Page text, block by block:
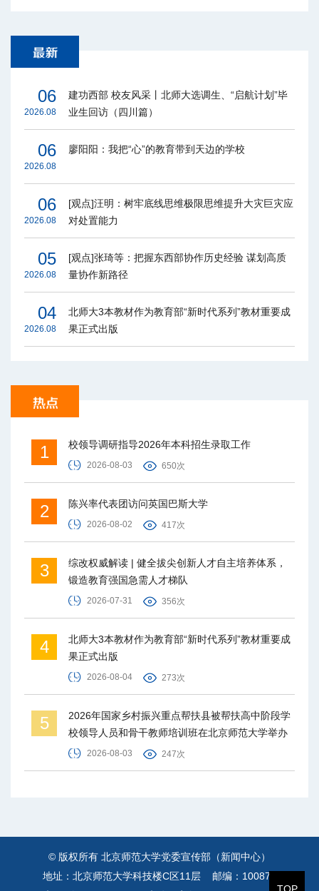
06
2026.08
建功西部 校友风采丨北师大选调生、“启航计划”毕
业生回访（四川篇）
06
2026.08
廖阳阳：我把“心”的教育带到天边的学校
06
2026.08
[观点]汪明：树牢底线思维极限思维提升大灾巨灾应
对处置能力
05
2026.08
[观点]张琦等：把握东西部协作历史经验 谋划高质
量协作新路径
04
2026.08
北师大3本教材作为教育部“新时代系列”教材重要成
果正式出版
1 校领导调研指导2026年本科招生录取工作
2026-08-03 650次
2 陈兴率代表团访问英国巴斯大学
2026-08-02 417次
3
综改权威解读 | 健全拔尖创新人才自主培养体系，
锻造教育强国急需人才梯队
2026-07-31 356次
4
北师大3本教材作为教育部“新时代系列”教材重要成
果正式出版
2026-08-04 273次
5
2026年国家乡村振兴重点帮扶县被帮扶高中阶段学
校领导人员和骨干教师培训班在北京师范大学举办
2026-08-03 247次
© 版权所有 北京师范大学党委宣传部（新闻中心）
地址：北京师范大学科技楼C区11层 邮编：100875